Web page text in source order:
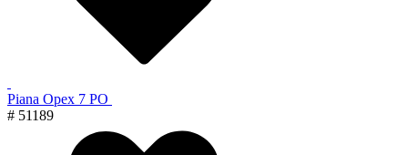
Piana Орех 7 PO
# 51189